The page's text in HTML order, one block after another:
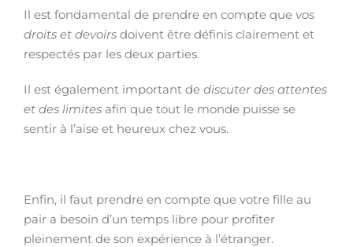
Il est fondamental de prendre en compte que vos
droits et devoirs doivent être définis clairement et
respectés par les deux parties.
Il est également important de discuter des attentes
et des limites afin que tout le monde puisse se
sentir à l’aise et heureux chez vous.
Enfin, il faut prendre en compte que votre fille au
pair a besoin d’un temps libre pour profiter
pleinement de son expérience à l’étranger.